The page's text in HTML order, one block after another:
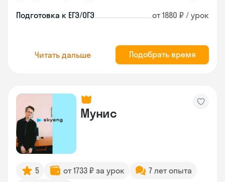
Подготовка к ЕГЭ/ОГЭ от 1880 ₽ / урок
Читать дальше Подобрать время
Мунис
5 от 1733 ₽ за урок
7 лет опыта